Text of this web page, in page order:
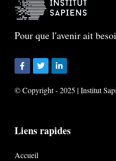
Pour que l'avenir ait
© Copyright - 2025 | Institut
Liens rapides
Accueil